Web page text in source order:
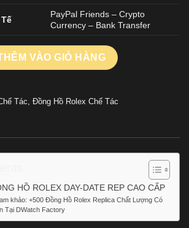
PayPal Friends – Crypto
Currency – Bank Transfer
DATE REP CAO CẤP MẶT SỐ MÀU
VÀO GIỎ HÀNG
Tác, Đồng Hồ Rolex Chế Tác
HỒ ROLEX DAY-DATE REP CAO CẤP
khảo: +500 Đồng Hồ Rolex Replica Chất Lượng Có
Tại DWatch Factory